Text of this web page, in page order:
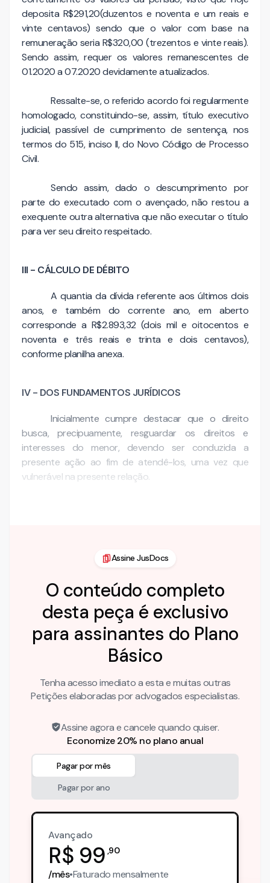
deposita R$291,20(duzentos e noventa e um reais e
vinte centavos) sendo que o valor com base na
remuneração seria R$320,00 (trezentos e vinte reais).
Sendo assim, requer os valores remanescentes de
01.2020 a 07.2020 devidamente atualizados.
Ressalte-se, o referido acordo foi regularmente
homologado, constituindo-se, assim, título executivo
judicial, passível de cumprimento de sentença, nos
termos do 515, inciso II, do Novo Código de Processo
Civil.
Sendo assim, dado o descumprimento por
parte do executado com o avençado, não restou a
exequente outra alternativa que não executar o título
para ver seu direito respeitado.
III - CÁLCULO DE DÉBITO
A quantia da dívida referente aos últimos dois
anos, e também do corrente ano, em aberto
corresponde a R$2.893,32 (dois mil e oitocentos e
noventa e três reais e trinta e dois centavos),
conforme planilha anexa.
IV - DOS FUNDAMENTOS JURÍDICOS
Inicialmente cumpre destacar que o direito
busca, precipuamente, resguardar os direitos e
interesses do menor, devendo ser conduzida a
presente ação ao fim de atendê-los, uma vez que
vulnerável na presente relação.
Assine JusDocs
O conteúdo completo
desta peça é exclusivo
para assinantes do Plano
Básico
Tenha acesso imediato a esta e muitas outras
Petições elaboradas por advogados especialistas.
Assine agora e cancele quando quiser.
Economize 20% no plano anual
Pagar por mês
Pagar por ano
Avançado
R$ 99 ,90
/mês•Faturadomensalmente